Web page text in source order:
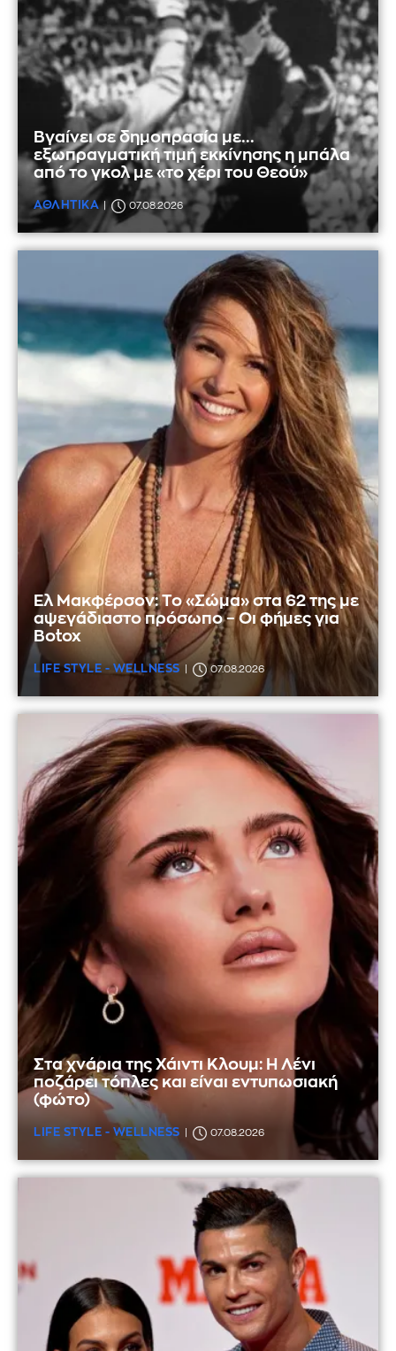
Βγαίνει σε δημοπρασία με...
εξωπραγματική τιμή εκκίνησης η μπάλα
από το γκολ με «το χέρι του Θεού»
ΑΘΛΗΤΙΚΑ 07.08.2026
Ελ Μακφέρσον: Το «Σώμα» στα 62 της με
αψεγάδιαστο πρόσωπο – Οι φήμες για
Botox
LIFE STYLE - WELLNESS 07.08.2026
Στα χνάρια της Χάιντι Κλουμ: Η Λένι
ποζάρει τόπλες και είναι εντυπωσιακή
(φώτο)
LIFE STYLE - WELLNESS 07.08.2026